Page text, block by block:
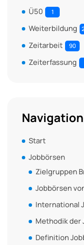
Ü50 1
Weiterbildung
Zeitarbeit 90
Zeiterfassung
Navigation
Start
Jobbörsen
Zielgruppen
Jobbörsen
International
Methodik der
Definition